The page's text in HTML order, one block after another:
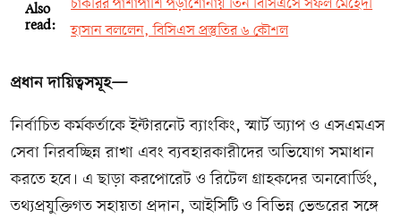
Also
read:
চাকরির পাশাপাশি পড়াশোনায় তিন বিসিএসে সফল মেহেদী
হাসান বললেন, বিসিএস প্রস্তুতির ৬ কৌশল
প্রধান দায়িত্বসমূহ—
নির্বাচিত কর্মকর্তাকে ইন্টারনেট ব্যাংকিং, স্মার্ট অ্যাপ ও এসএমএস
সেবা নিরবচ্ছিন্ন রাখা এবং ব্যবহারকারীদের অভিযোগ সমাধান
করতে হবে। এ ছাড়া করপোরেট ও রিটেল গ্রাহকদের অনবোর্ডিং,
তথ্যপ্রযুক্তিগত সহায়তা প্রদান, আইসিটি ও বিভিন্ন ভেন্ডরের সঙ্গে